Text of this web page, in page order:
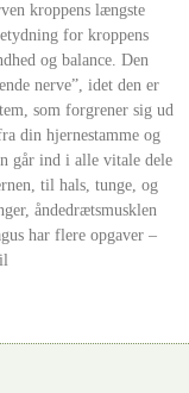
kroppens længste
for kroppens
og balance. Den
nerve”, idet den er
som forgrener sig ud
din hjernestamme og
går ind i alle vitale dele
til hals, tunge, og
åndedrætsmusklen
har flere opgaver –